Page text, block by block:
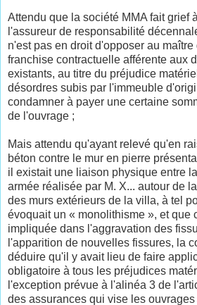
Attendu que la société MMA fait grief
l'assureur de responsabilité
n'est pas en droit d'opposer au
franchise contractuelle afférente aux
existants, au titre du préjudice
désordres subis par l'immeuble
condamner à payer une certaine
de l'ouvrage ;
Mais attendu qu'ayant relevé qu'en
béton contre le mur en pierre
il existait une liaison physique entre
armée réalisée par M. X... autour de
des murs extérieurs de la villa, à tel
évoquait un « monolithisme », et que
impliquée dans l'aggravation des
l'apparition de nouvelles fissures, la
déduire qu'il y avait lieu de faire
obligatoire à tous les préjudices
l'exception prévue à l'alinéa 3 de
des assurances qui vise les